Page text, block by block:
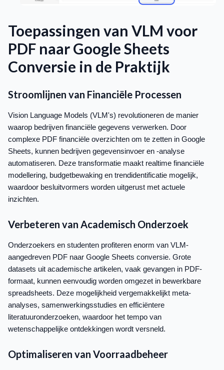
Toepassingen van VLM voor
PDF naar Google Sheets
Conversie in de Praktijk
Stroomlijnen van Financiële Processen
Vision Language Models (VLM's) revolutioneren de manier
waarop bedrijven financiële gegevens verwerken. Door
complexe PDF financiële overzichten om te zetten in Google
Sheets, kunnen bedrijven gegevensinvoer en -analyse
automatiseren. Deze transformatie maakt realtime financiële
modellering, budgetbewaking en trendidentificatie mogelijk,
waardoor besluitvormers worden uitgerust met actuele
inzichten.
Verbeteren van Academisch Onderzoek
Onderzoekers en studenten profiteren enorm van VLM-
aangedreven PDF naar Google Sheets conversie. Grote
datasets uit academische artikelen, vaak gevangen in PDF-
formaat, kunnen eenvoudig worden omgezet in bewerkbare
spreadsheets. Deze mogelijkheid vergemakkelijkt meta-
analyses, samenwerkingsstudies en efficiëntere
literatuuronderzoeken, waardoor het tempo van
wetenschappelijke ontdekkingen wordt versneld.
Optimaliseren van Voorraadbeheer